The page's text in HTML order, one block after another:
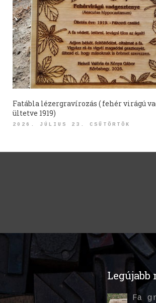
Fatábla lézergravírozás ( fehér virágú
ültetve 1919)
2026. JÚLIUS 23. CSÜTÖRTÖK
Fa